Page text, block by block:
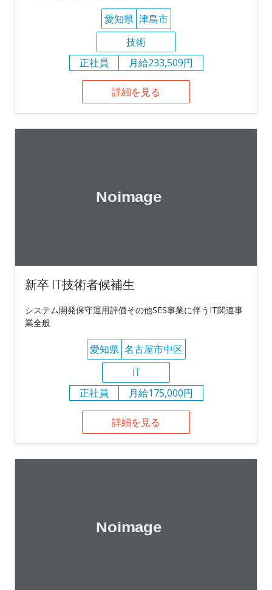
愛知県 津島市
技術
正社員
月給233,509円
詳細を見る
新卒 IT技術者候補生
システム開発保守運用評価その他SES事業に伴うIT関連事
業全般
愛知県 名古屋市中区
IT
正社員
月給175,000円
詳細を見る